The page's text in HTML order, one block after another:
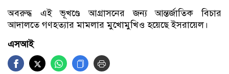
অবরুদ্ধ এই ভূখণ্ডে আগ্রাসনের জন্য আন্তর্জাতিক বিচার
আদালতে গণহত্যার মামলার মুখোমুখিও হয়েছে ইসরায়েল।
এসআই